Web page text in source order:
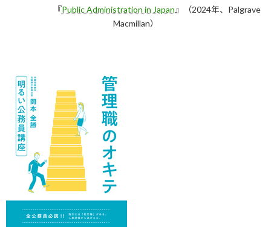
『Public Administration in Japan 』（2024年、Palgrave
Macmillan）